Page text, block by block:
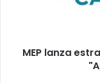
MEP lanza